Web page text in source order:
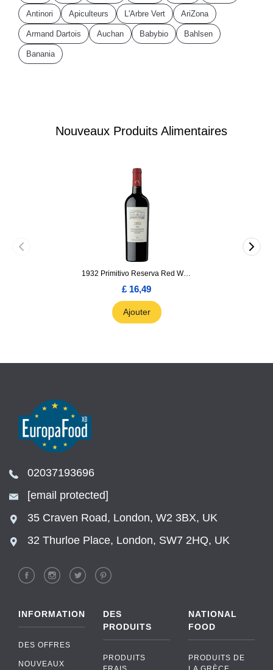
Nouveaux Produits Alimentaires
1932 Primitivo Reserva Red Wine 75cl
£ 16,49
Ajouter
Antinori Apiculteurs L'Arbre Vert AriZona
Armand Dartois Auchan Babybio Bahlsen
Banania
02037193696
[email protected]
35 Craven Road, London, W2 3BX, UK
32 Thurloe Place, London, SW7 2HQ, UK
INFORMATION
DES OFFRES
NOUVEAUX
DES
PRODUITS
PRODUITS
NATIONAL
FOOD
PRODUITS DE